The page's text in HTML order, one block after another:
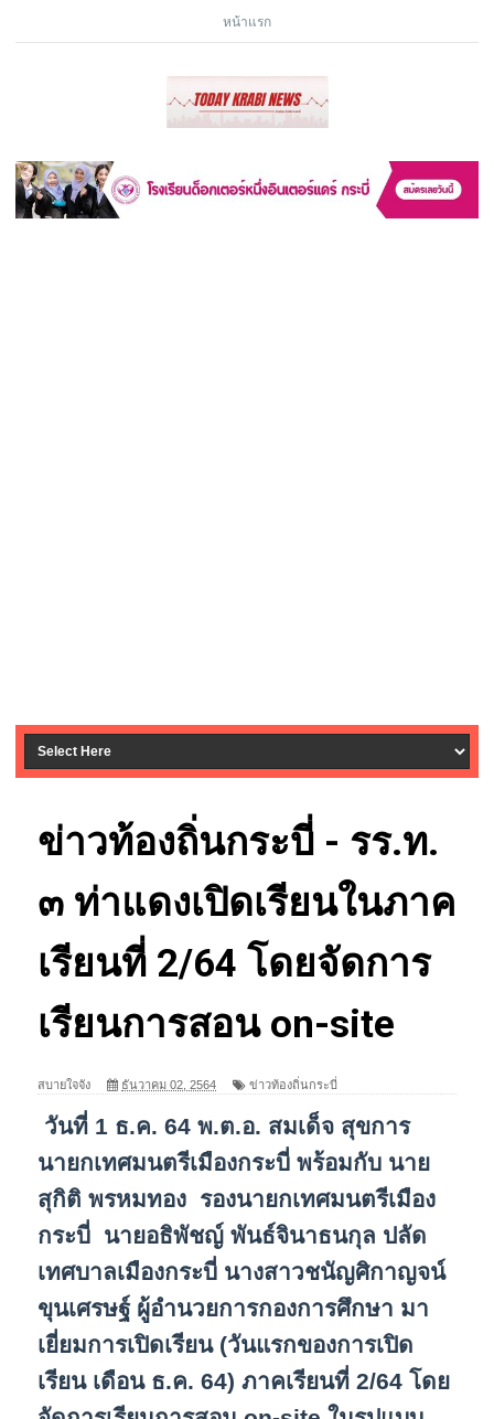
หน้าแรก
ข่าวท้องถิ่นกระบี่ - รร.ท.
๓ ท่าแดงเปิดเรียนในภาค
เรียนที่ 2/64 โดยจัดการ
เรียนการสอน on-site
สบายใจจัง ธันวาคม 02, 2564 ข่าวท้องถิ่นกระบี่
วันที่ 1 ธ.ค. 64 พ.ต.อ. สมเด็จ สุขการ
นายกเทศมนตรีเมืองกระบี่ พร้อมกับ นาย
สุกิติ พรหมทอง รองนายกเทศมนตรีเมือง
กระบี่ นายอธิพัชญ์ พันธ์จินาธนกุล ปลัด
เทศบาลเมืองกระบี่ นางสาวชนัญศิกาญจน์
ขุนเศรษฐ์ ผู้อำนวยการกองการศึกษา มา
เยี่ยมการเปิดเรียน (วันแรกของการเปิด
เรียน เดือน ธ.ค. 64) ภาคเรียนที่ 2/64 โดย